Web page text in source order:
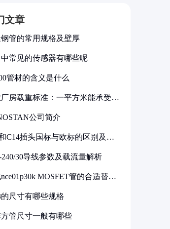
文章
管的常用规格及壁厚
常见的传感器有哪些呢
管材的含义是什么
房载重标准：一平方米能承受多
公司简介
C14插头国标与欧标的区别及其
240/30导线参数及载流量解析
MOSFET管的合适替代
尺寸有哪些规格
管尺寸一般有哪些